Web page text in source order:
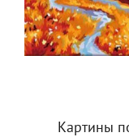
Картины